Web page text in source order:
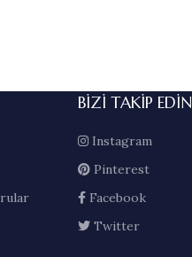
BIZI TAKIP EDIN
Instagram
Pinterest
Facebook
Twitter